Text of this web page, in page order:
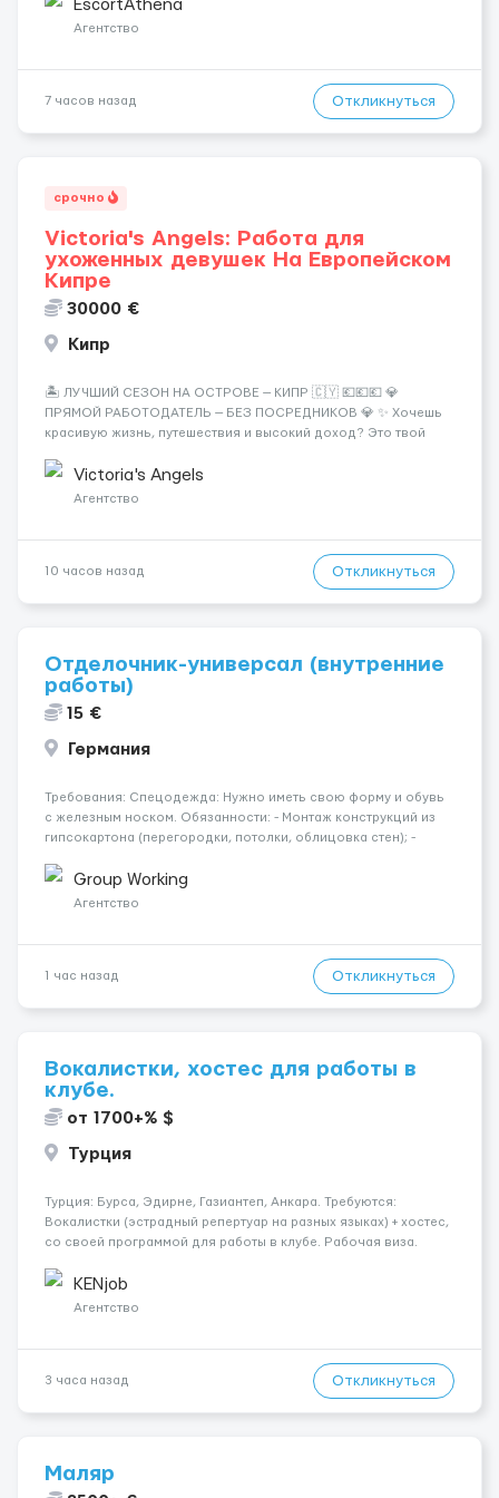
хорошие деньги 💶 — это предложение для тебя! 🔹
Требования: ✔️ Возраст от ...
EscortAthena
Агентство
7 часов назад Откликнуться
срочно
Victoria's Angels: Работа для
ухоженных девушек На Европейском
Кипре
30000 €
Кипр
🏝️ ЛУЧШИЙ СЕЗОН НА ОСТРОВЕ — КИПР 🇨🇾 💶💶💶 💎
ПРЯМОЙ РАБОТОДАТЕЛЬ — БЕЗ ПОСРЕДНИКОВ 💎 ✨ Хочешь
красивую жизнь, путешествия и высокий доход? Это твой
Опытная команда с годами практики — Стабильный поток
клиентов (без ...
Victoria's Angels
Агентство
10 часов назад Откликнуться
Отделочник-универсал (внутренние
работы)
15 €
Германия
Требования: Спецодежда: Нужно иметь свою форму и обувь
с железным носком. Обязанности: - Монтаж конструкций из
гипсокартона (перегородки, потолки, облицовка стен); -
малярных работ (шпатлевка, грунтовка, покраска); -
Штукатурные работы ...
Group Working
Агентство
1 час назад Откликнуться
Вокалистки, хостес для работы в
клубе.
от 1700+% $
Турция
Турция: Бурса, Эдирне, Газиантеп, Анкара. Требуются:
Вокалистки (эстрадный репертуар на разных языках) + хостеc,
со своей программой для работы в клубе. Рабочая виза.
одного до трех месяцев. Мед. страховка. Высокая зарплат...
KENjob
Агентство
3 часа назад Откликнуться
Маляр